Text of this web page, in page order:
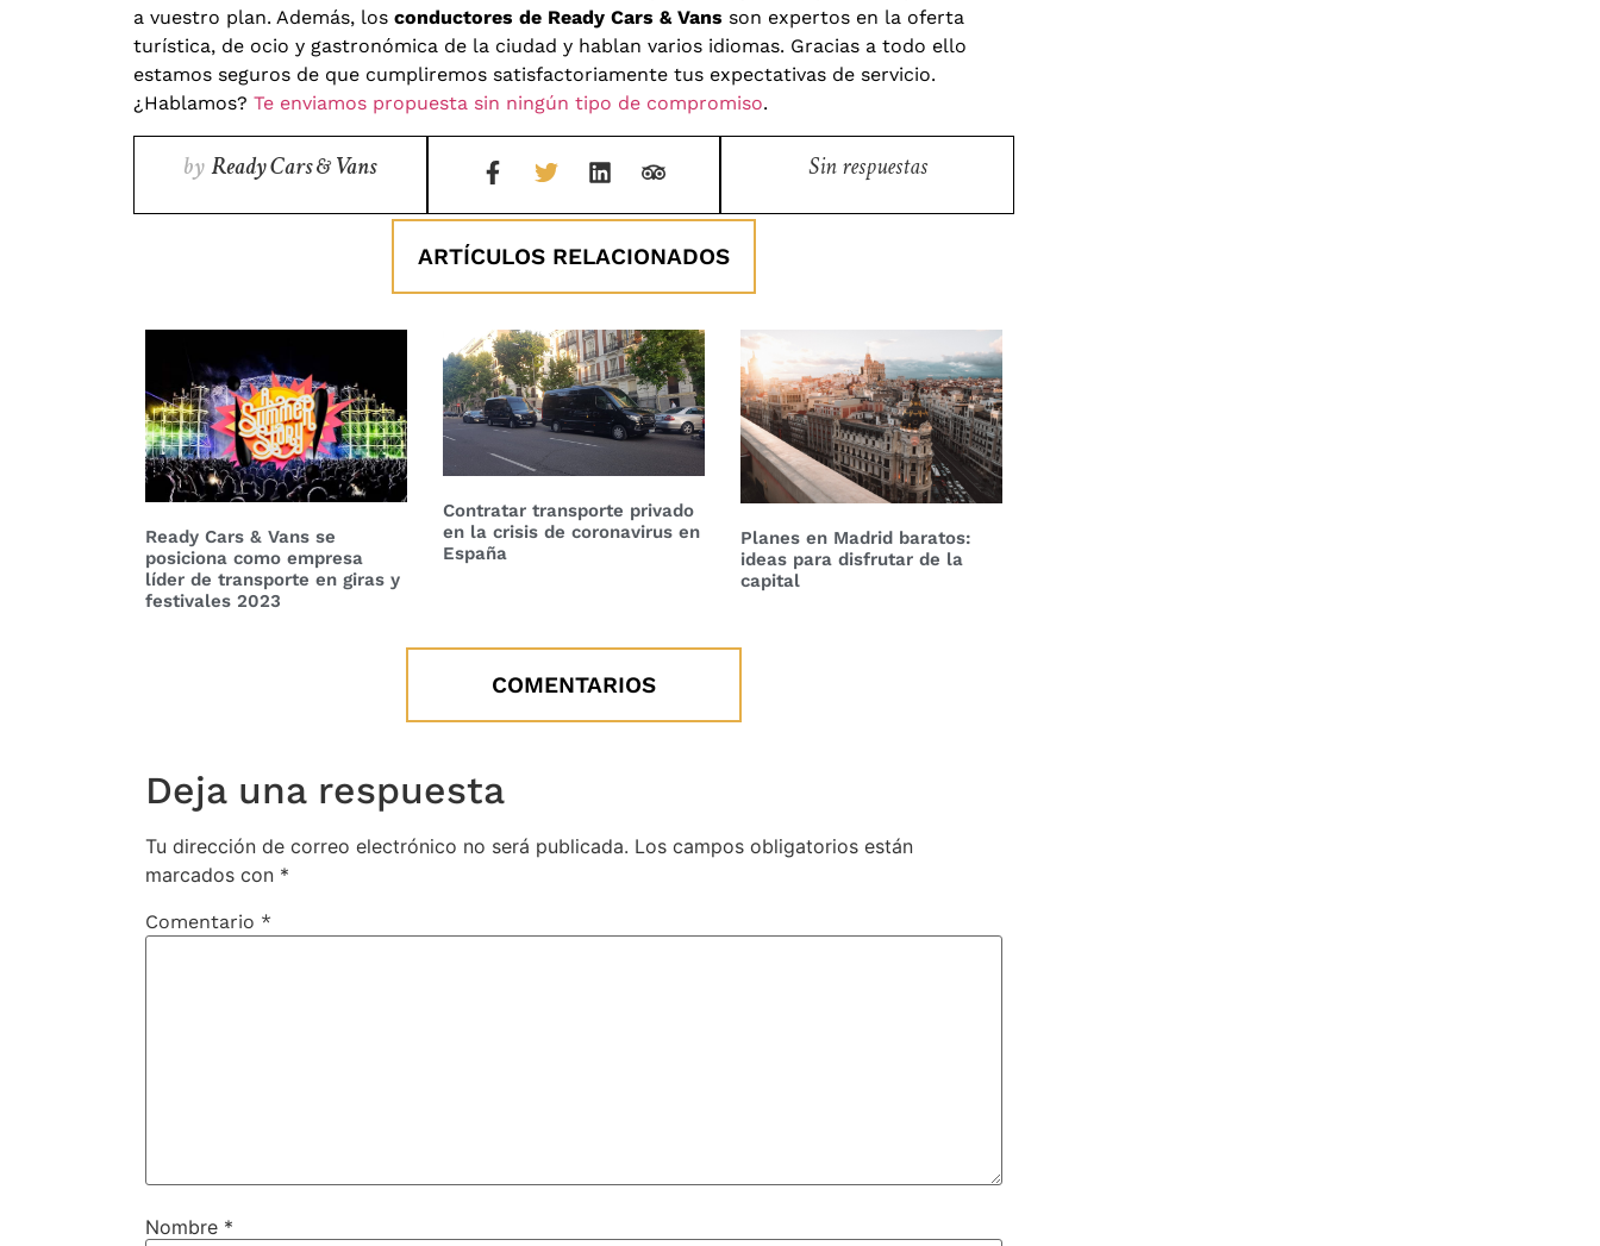
a vuestro plan. Además, los conductores de Ready Cars & Vans son expertos en la oferta
turística, de ocio y gastronómica de la ciudad y hablan varios idiomas. Gracias a todo ello
estamos seguros de que cumpliremos satisfactoriamente tus expectativas de servicio.
¿Hablamos? Te enviamos propuesta sin ningún tipo de compromiso.
by Ready Cars & Vans Sin respuestas
ARTÍCULOS RELACIONADOS
Ready Cars & Vans se
posiciona como empresa
líder de transporte en giras y
festivales 2023
Contratar transporte privado
en la crisis de coronavirus en
España
Planes en Madrid baratos:
ideas para disfrutar de la
capital
COMENTARIOS
Deja una respuesta
Tu dirección de correo electrónico no será publicada. Los campos obligatorios están
marcados con *
Comentario *
Nombre *